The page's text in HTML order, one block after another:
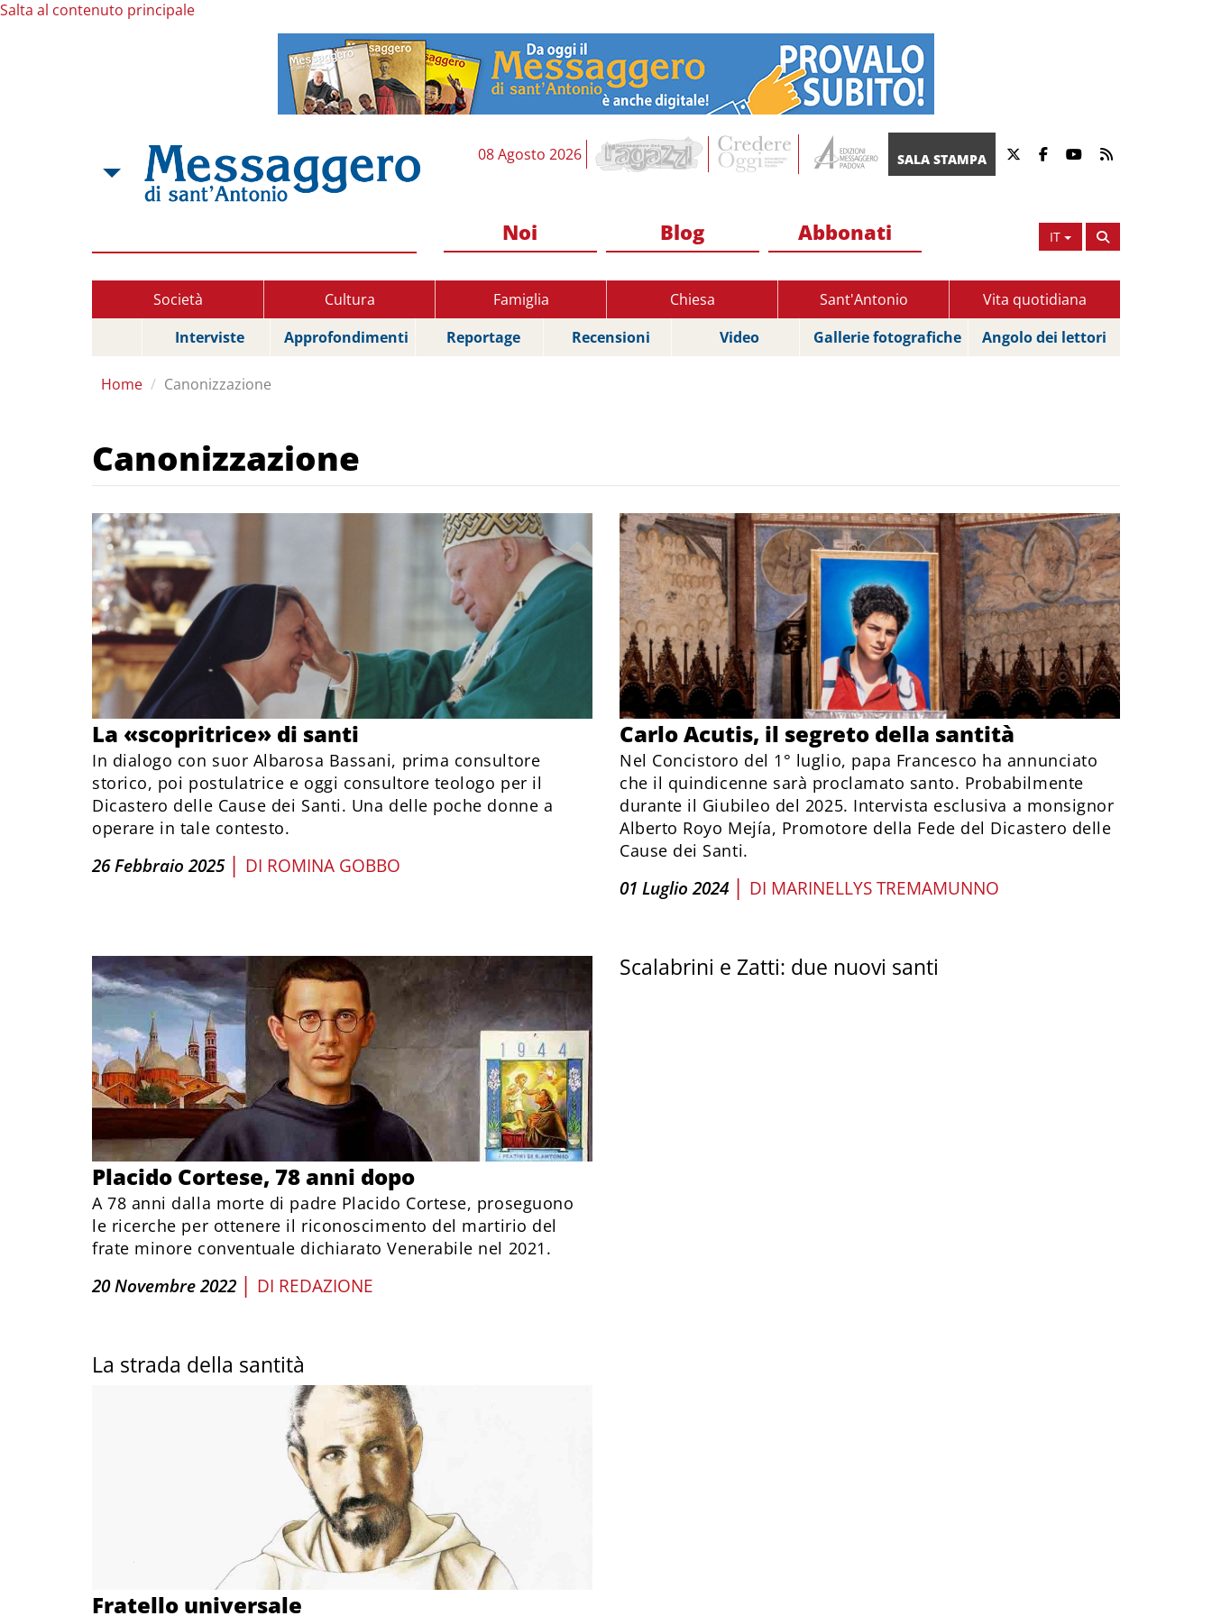
Salta al contenuto principale
08 Agosto 2026 SALA STAMPA
IT
Noi Blog Abbonati
Società Cultura Famiglia Chiesa Sant'Antonio
Vita quotidiana
Interviste
Approfondimenti Reportage Recensioni Video Gallerie fotografiche Angolo dei lettori
Home Canonizzazione
Canonizzazione
La «scopritrice» di santi
In dialogo con suor Albarosa Bassani, prima consultore
storico, poi postulatrice e oggi consultore teologo per il
Dicastero delle Cause dei Santi. Una delle poche donne a
operare in tale contesto.
26 Febbraio 2025 | DI ROMINA GOBBO
Carlo Acutis, il segreto della santità
Nel Concistoro del 1° luglio, papa Francesco ha annunciato
che il quindicenne sarà proclamato santo. Probabilmente
durante il Giubileo del 2025. Intervista esclusiva a monsignor
Alberto Royo Mejía, Promotore della Fede del Dicastero delle
Cause dei Santi.
01 Luglio 2024 | DI MARINELLYS TREMAMUNNO
Placido Cortese, 78 anni dopo
A 78 anni dalla morte di padre Placido Cortese, proseguono
le ricerche per ottenere il riconoscimento del martirio del
frate minore conventuale dichiarato Venerabile nel 2021.
20 Novembre 2022 | DI REDAZIONE
Scalabrini e Zatti: due nuovi santi
La strada della santità
Fratello universale